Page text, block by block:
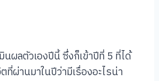
นผลตัวเองปีนี้ ซึ่งก็เข้าปีที่ 5 ที่ได้
ที่ผ่านมาในปีว่ามีเรื่องอะไรน่า